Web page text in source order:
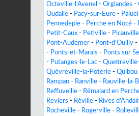
Octeville-l'Avenel - Orglandes -
Oudalle - Pacy-sur-Eure - Paluel
Pennedepie - Perche en Nocé -
Petit-Caux - Petiville - Picauville
Pont-Audemer - Pont-d'Ouilly -
- Ponts-et-Marais - Ponts sur
- Putanges-le-Lac -
Quévreville-la-Poterie - Quibou
Rampan - Ranville - Rauville-la-
Reffuveille - Rémalard en
Reviers - Réville - Rives
Rocheville - Rogerville -